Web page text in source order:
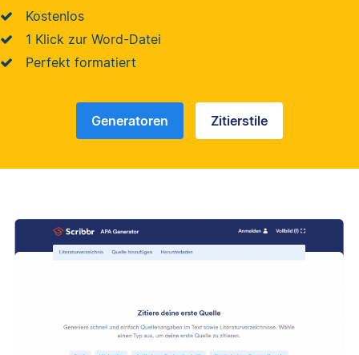
Kostenlos
1 Klick zur Word-Datei
Perfekt formatiert
Generatoren Zitierstile